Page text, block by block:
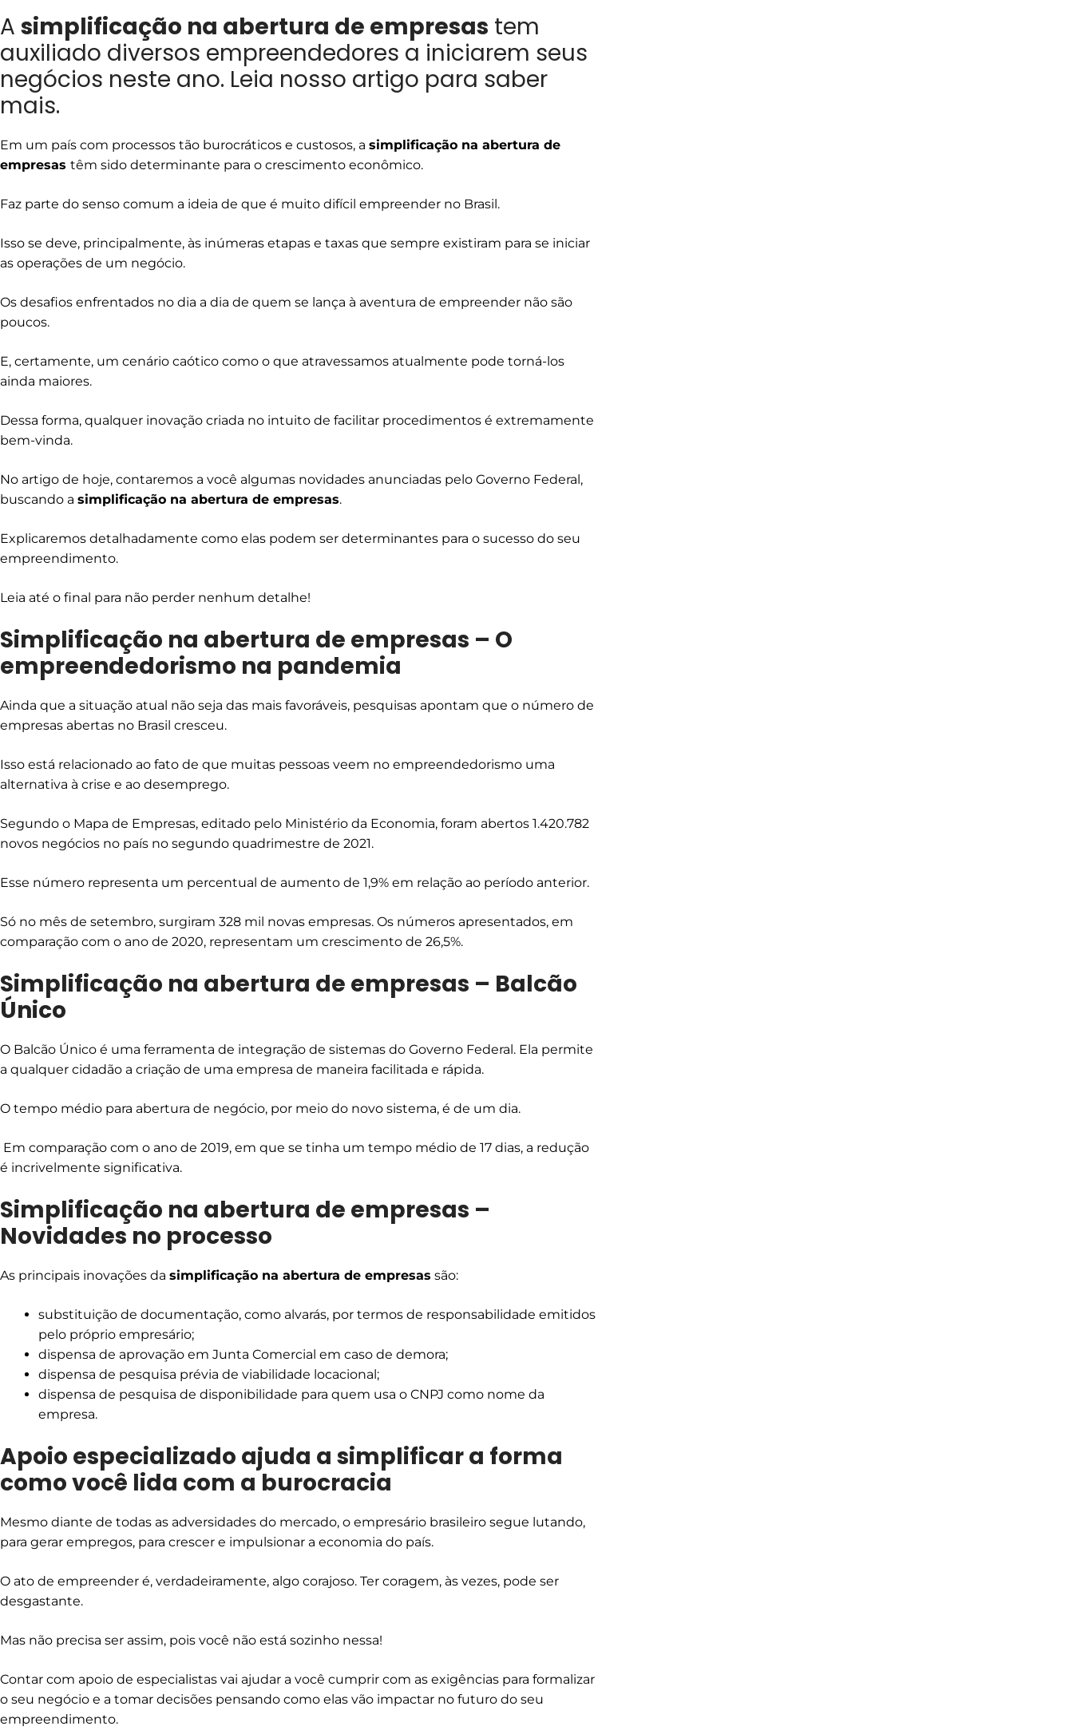
A simplificação na abertura de empresas tem
auxiliado diversos empreendedores a iniciarem seus
negócios neste ano. Leia nosso artigo para saber
mais.
Em um país com processos tão burocráticos e custosos, a simplificação na abertura de
empresas têm sido determinante para o crescimento econômico.
Faz parte do senso comum a ideia de que é muito difícil empreender no Brasil.
Isso se deve, principalmente, às inúmeras etapas e taxas que sempre existiram para se iniciar
as operações de um negócio.
Os desafios enfrentados no dia a dia de quem se lança à aventura de empreender não são
poucos.
E, certamente, um cenário caótico como o que atravessamos atualmente pode torná-los
ainda maiores.
Dessa forma, qualquer inovação criada no intuito de facilitar procedimentos é extremamente
bem-vinda.
No artigo de hoje, contaremos a você algumas novidades anunciadas pelo Governo Federal,
buscando a simplificação na abertura de empresas.
Explicaremos detalhadamente como elas podem ser determinantes para o sucesso do seu
empreendimento.
Leia até o final para não perder nenhum detalhe!
Simplificação na abertura de empresas – O
empreendedorismo na pandemia
Ainda que a situação atual não seja das mais favoráveis, pesquisas apontam que o número de
empresas abertas no Brasil cresceu.
Isso está relacionado ao fato de que muitas pessoas veem no empreendedorismo uma
alternativa à crise e ao desemprego.
Segundo o Mapa de Empresas, editado pelo Ministério da Economia, foram abertos 1.420.782
novos negócios no país no segundo quadrimestre de 2021.
Esse número representa um percentual de aumento de 1,9% em relação ao período anterior.
Só no mês de setembro, surgiram 328 mil novas empresas. Os números apresentados, em
comparação com o ano de 2020, representam um crescimento de 26,5%.
Simplificação na abertura de empresas – Balcão
Único
O Balcão Único é uma ferramenta de integração de sistemas do Governo Federal. Ela permite
a qualquer cidadão a criação de uma empresa de maneira facilitada e rápida.
O tempo médio para abertura de negócio, por meio do novo sistema, é de um dia.
Em comparação com o ano de 2019, em que se tinha um tempo médio de 17 dias, a redução
é incrivelmente significativa.
Simplificação na abertura de empresas –
Novidades no processo
As principais inovações da simplificação na abertura de empresas são:
substituição de documentação, como alvarás, por termos de responsabilidade emitidos
pelo próprio empresário;
dispensa de aprovação em Junta Comercial em caso de demora;
dispensa de pesquisa prévia de viabilidade locacional;
dispensa de pesquisa de disponibilidade para quem usa o CNPJ como nome da
empresa.
Apoio especializado ajuda a simplificar a forma
como você lida com a burocracia
Mesmo diante de todas as adversidades do mercado, o empresário brasileiro segue lutando,
para gerar empregos, para crescer e impulsionar a economia do país.
O ato de empreender é, verdadeiramente, algo corajoso. Ter coragem, às vezes, pode ser
desgastante.
Mas não precisa ser assim, pois você não está sozinho nessa!
Contar com apoio de especialistas vai ajudar a você cumprir com as exigências para formalizar
o seu negócio e a tomar decisões pensando como elas vão impactar no futuro do seu
empreendimento.